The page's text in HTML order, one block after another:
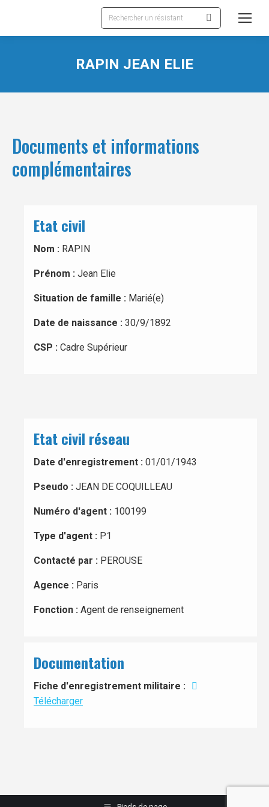
Recherche
:
RAPIN JEAN ELIE
Documents et informations
complémentaires
Etat civil
Nom : RAPIN
Prénom : Jean Elie
Situation de famille : Marié(e)
Date de naissance : 30/9/1892
CSP : Cadre Supérieur
Etat civil réseau
Date d'enregistrement : 01/01/1943
Pseudo : JEAN DE COQUILLEAU
Numéro d'agent : 100199
Type d'agent : P1
Contacté par : PEROUSE
Agence : Paris
Fonction : Agent de renseignement
Documentation
Fiche d'enregistrement militaire :
Télécharger